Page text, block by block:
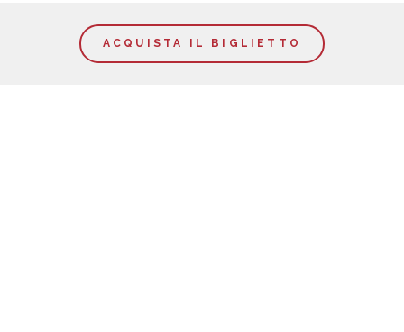
ACQUISTA IL BIGLIETTO